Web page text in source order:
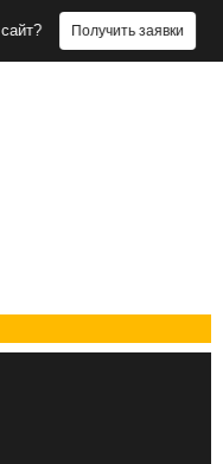
Получить заявки